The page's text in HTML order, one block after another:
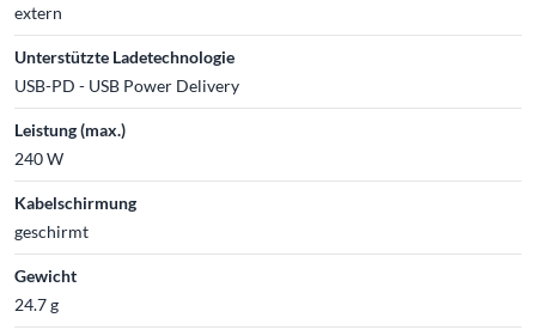
extern
Unterstützte Ladetechnologie
USB-PD - USB Power Delivery
Leistung (max.)
240 W
Kabelschirmung
geschirmt
Gewicht
24.7 g